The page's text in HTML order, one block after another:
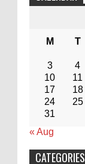
M T
3
4
10
11
17
18
24
25
31
« Aug
CATEGORIES